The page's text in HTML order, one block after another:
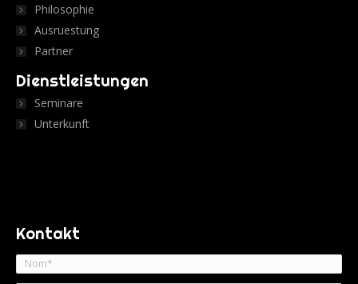
Philosophie
Ausruestung
Partner
Dienstleistungen
Seminare
Unterkunft
Kontakt